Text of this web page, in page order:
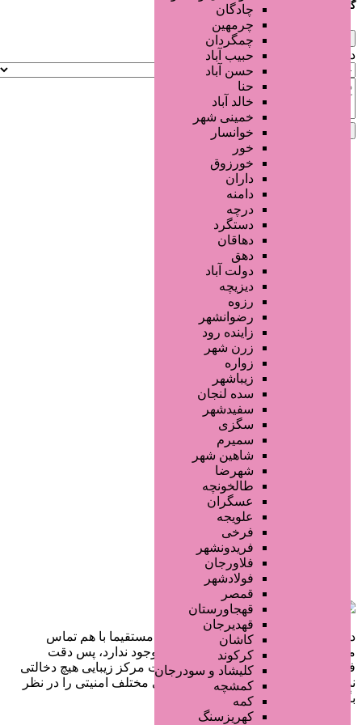
چادگان
چرمهین
چمگردان
حبیب آباد
حسن آباد
حنا
خالد آباد
خمینی شهر
خوانسار
خور
خورزوق
داران
دامنه
درچه
دستگرد
دهاقان
دهق
دولت آباد
دیزیچه
رزوه
رضوانشهر
زاینده رود
زرن شهر
زواره
زیباشهر
سده لنجان
سفیدشهر
سگزی
سمیرم
شاهین شهر
شهرضا
طالخونچه
عسگران
علویجه
فرخی
فریدونشهر
فلاورجان
فولادشهر
قمصر
قهجاورستان
قهدیرجان
کاشان
کرکوند
کلیشاد و سودرجان
کمشچه
کمه
کهریزسنگ
گزارش مشکل آگهی
دلیل‌های پیش‌فرض:
ارسال گزارش
در سایت تبلیغاتی مرکز زیبایی کاربران مستقیما با هم تماس
می‌گیرند و هیچ واسطه‌ای در این میان وجود ندارد، پس دقت
فرمایید که در خرید و فروشِ شما سایت مرکز زیبایی هیچ دخالتی
نداشته و کاربران باید خودشان جنبه‌های مختلف امنیتی را در نظر
بگیرند.